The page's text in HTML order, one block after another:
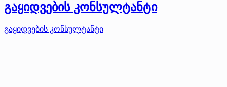
გაყიდვების კონსულტანტი
გაყიდვების კონსულტანტი